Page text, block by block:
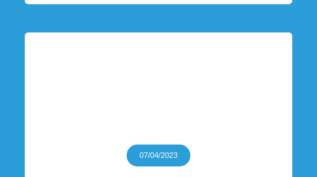
07/04/2023